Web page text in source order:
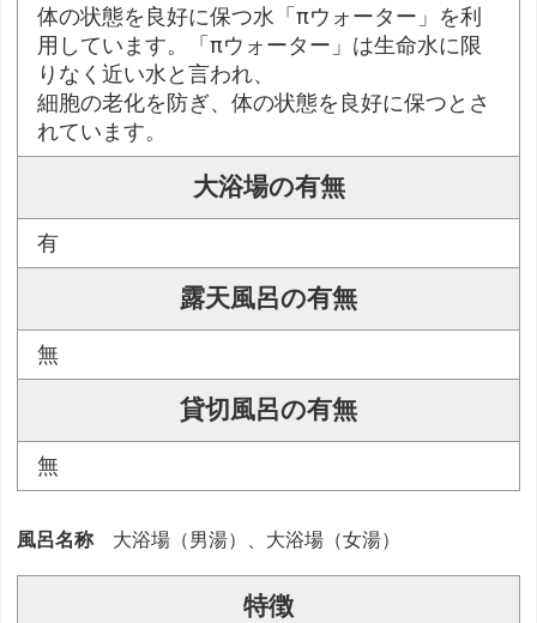
体の状態を良好に保つ水「πウォーター」を利
用しています。「πウォーター」は生命水に限
りなく近い水と言われ、
細胞の老化を防ぎ、体の状態を良好に保つとさ
れています。
大浴場の有無
有
露天風呂の有無
無
貸切風呂の有無
無
風呂名称 大浴場（男湯）、大浴場（女湯）
特徴